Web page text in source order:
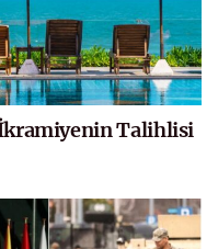
İkramiyenin Talihlisi